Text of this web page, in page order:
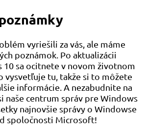
vyriešili za vás, ale máme
poznámok. Po aktualizácii
10 sa ocitnete v novom životnom
vysvetľuje tu, takže si to môžete
informácie. A nezabudnite na
naše centrum správ pre Windows
najnovšie správy o Windowse
spoločnosti Microsoft!